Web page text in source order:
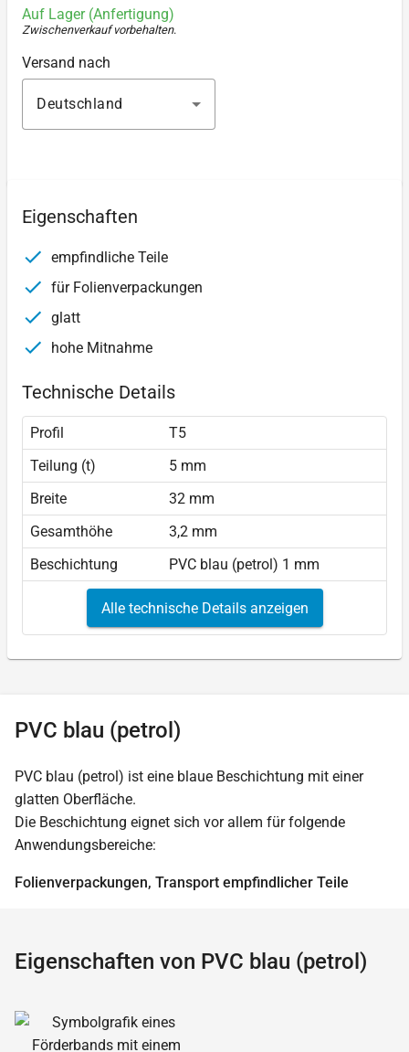
Auf Lager (Anfertigung)
Zwischenverkauf vorbehalten.
Versand nach
Deutschland
Eigenschaften
empfindliche Teile
für Folienverpackungen
glatt
hohe Mitnahme
Technische Details
Profil
T5
Teilung (t)
5 mm
Breite
32 mm
Gesamthöhe
3,2 mm
Beschichtung
PVC blau (petrol) 1 mm
Alle technische Details anzeigen
PVC blau (petrol)
PVC blau (petrol) ist eine blaue Beschichtung mit einer
glatten Oberfläche.
Die Beschichtung eignet sich vor allem für folgende
Anwendungsbereiche:
Folienverpackungen, Transport empfindlicher Teile
Eigenschaften von PVC blau (petrol)